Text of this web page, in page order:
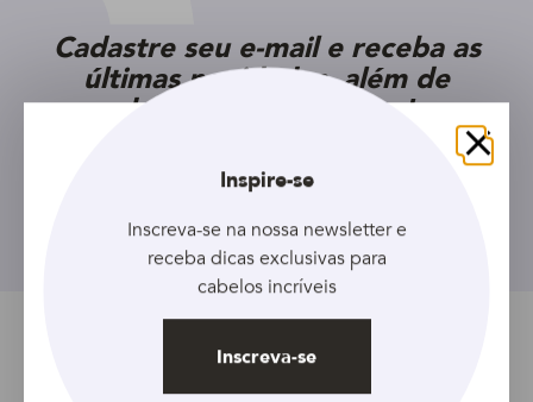
Cadastre seu e-mail e receba as
últimas novidades, além de
descontos exclusivos!
Tópicos relacionados
Fechar
Inspire-se
Inscreva-se na nossa newsletter e
receba dicas exclusivas para
cabelos incríveis
Inscreva-se